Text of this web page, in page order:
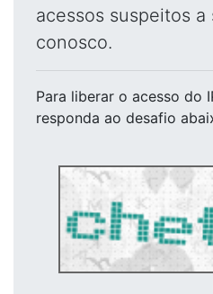
acessos suspeitos
conosco.
Para liberar o acesso do
responda ao desafio